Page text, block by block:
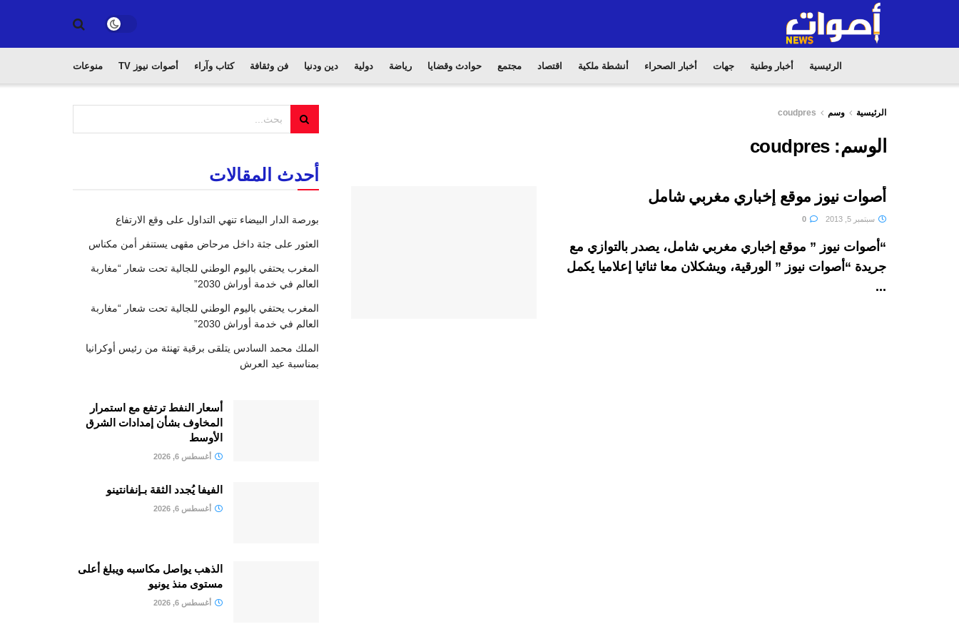
الرئيسية أخبار وطنية جهات أخبار الصحراء أنشطة ملكية اقتصاد مجتمع حوادث وقضايا رياضة دولية دين ودنيا فن وثقافة كتاب وآراء أصوات نيوز TV منوعات
الرئيسية وسم coudpres
الوسم:coudpres
أصوات نيوز موقع إخباري مغربي شامل
سبتمبر 5, 2013
“أصوات نيوز ” موقع إخباري مغربي شامل، يصدر بالتوازي مع
جريدة “أصوات نيوز ” الورقية، ويشكلان معا ثنائيا إعلاميا يكمل
...
أحدث المقالات
بورصة الدار البيضاء تنهي التداول على وقع الارتفاع
العثور على جثة داخل مرحاض مقهى يستنفر أمن مكناس
المغرب يحتفي باليوم الوطني للجالية تحت شعار “مغاربة
العالم في خدمة أوراش 2030”
المغرب يحتفي باليوم الوطني للجالية تحت شعار “مغاربة
العالم في خدمة أوراش 2030”
الملك محمد السادس يتلقى برقية تهنئة من رئيس أوكرانيا
بمناسبة عيد العرش
أسعار النفط ترتفع مع استمرار
المخاوف بشأن إمدادات الشرق
الأوسط
أغسطس 6, 2026
الفيفا يُجدد الثقة بـإنفانتينو
أغسطس 6, 2026
الذهب يواصل مكاسبه ويبلغ أعلى
مستوى منذ يونيو
أغسطس 6, 2026